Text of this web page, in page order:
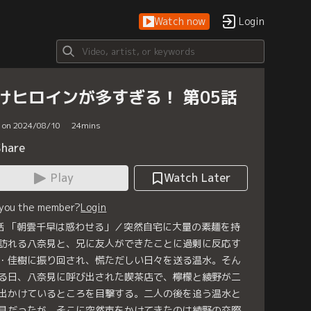
Watch now Login
ヒロインが多すぎる！ 第05話
2024/08/10 24mins
Play
Watch Later
the member?Login
「朝雲千早は惑わせる」／突然自宅に大量の素麺を持
れる八奈見と、兄に友人ができたことに過剰に反応す
佳樹に振り回され、慌ただしい日々を送る温水。そん
日、八奈見に呼び出された喫茶店で、檸檬と綾野が二
かけているところを目撃する。二人の後を追う温水と